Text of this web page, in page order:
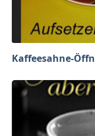
Kaffeesahne-